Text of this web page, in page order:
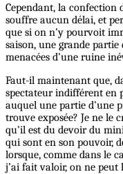
Cependant, la confection
souffre aucun délai, et
que si on n’y pourvoit
saison, une grande
menacées d’une ruine
Faut-il maintenant que,
spectateur indifférent en
auquel une partie d’une
trouve exposée? Je ne le
qu’il est du devoir du
qui sont en son pouvoir,
lorsque, comme dans le
j’ai fait valoir, on ne peut